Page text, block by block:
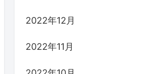
2022年12月
2022年11月